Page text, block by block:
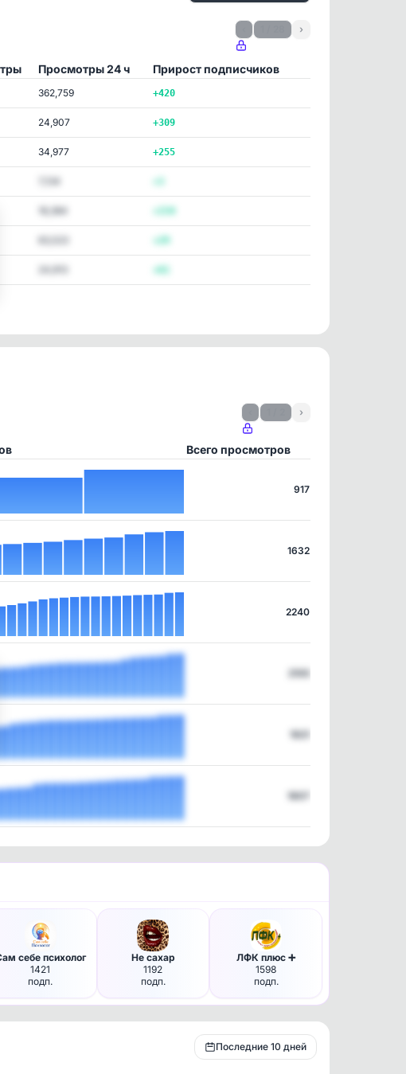
›
Просмотры 24 ч Прирост подписчиков
362,759 +420
24,907 +309
34,977 +255
18,384
›
Всего просмотров
917
1632
2240
2105
1921
1807
себе психолог
1421
подп.
Не сахар
1192
подп.
ЛФК плюс ➕️
1598
подп.
Последние 10 дней